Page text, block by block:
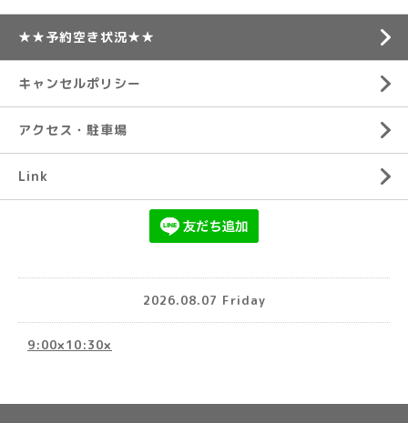
★★予約空き状況★★
キャンセルポリシー
アクセス・駐車場
Link
2026.08.07 Friday
9:00×10:30×